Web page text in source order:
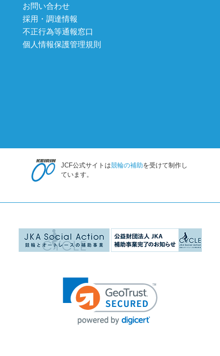
お問い合わせ
採用・調達情報
不正行為等通報窓口
個人情報保護管理規則
JCF公式サイトは競輪の補助を受けて制作し
ています。